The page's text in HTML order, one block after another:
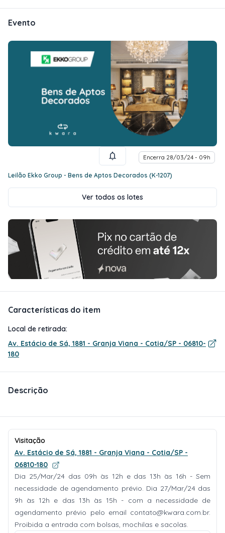
Evento
Encerra 28/03/24 - 09h
Leilão Ekko Group - Bens de Aptos Decorados (K-1207)
Ver todos os lotes
Características do item
Local de retirada:
Av. Estácio de Sá, 1881 - Granja Viana - Cotia/SP - 06810-
180
Descrição
Visitação
Av. Estácio de Sá, 1881 - Granja Viana - Cotia/SP -
06810-180
Dia 25/Mar/24 das 09h às 12h e das 13h às 16h - Sem
necessidade de agendamento prévio. Dia 27/Mar/24 das
9h às 12h e das 13h às 15h - com a necessidade de
agendamento prévio pelo email contato@kwara.com.br.
Proibida a entrada com bolsas, mochilas e sacolas.